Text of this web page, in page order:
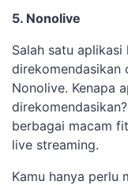
5. Nonolive
Salah satu
direkomendasikan
Nonolive. Kenapa
berbagai macam
live streaming.
Kamu hanya perlu